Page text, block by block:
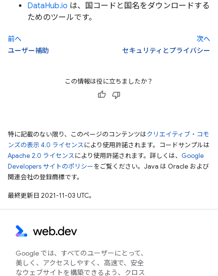
DataHub.io は、国コードと国名をダウンロードする
ためのツールです。
前へ
ユーザー補助
次へ
セキュリティとプライバシー
この情報は役に立ちましたか？
特に記載のない限り、このページのコンテンツはクリエイティブ・コモ
ンズの表示 4.0 ライセンスにより使用許諾されます。コードサンプルは
Apache 2.0 ライセンスにより使用許諾されます。詳しくは、 Google
Developers サイトのポリシーをご覧ください。Java は Oracle および
関連会社の登録商標です。
最終更新日 2021-11-03 UTC。
Google では、すべてのユーザーにとって、
美しく、アクセスしやすく、高速で、安全
なウェブサイトを構築できるよう、クロス